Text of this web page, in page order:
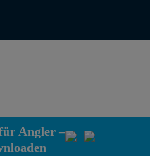
Angler –